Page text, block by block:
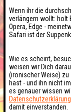
Wenn ihr die
verlängern wollt: holt
Opera, Edge -
Safari ist der
Wie es scheint,
weisen wir Dich
(ironischer Weise) zu
hast - und ihn nicht
es genauer wissen
Datenschutzerklärung
damit einverstanden.